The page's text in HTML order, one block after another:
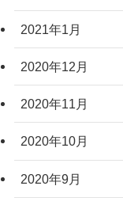
2021年1月
2020年12月
2020年11月
2020年10月
2020年9月